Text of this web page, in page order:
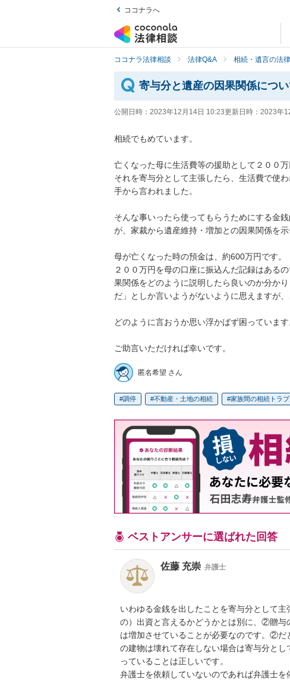
ココナラへ
ココナラ法律相談 法律Q&A 相続・遺言の法
寄与分と遺産の因果関係につ
公開日時： 2023年12月14日 10:23更新日時： 2023年
相続でもめています。
亡くなった母に生活費等の援助として２００
それを寄与分として主張したら、生活費で使
手から言われました。
そんな事いったら使ってもらうためにする金
が、家裁から遺産維持・増加との因果関係を示
母が亡くなった時の預金は、約600万円です。
２００万円を母の口座に振込んだ記録はある
果関係をどのように説明したら良いのか分か
だ」としか言いようがないように思えますが、
どのように言おうか思い浮かばず困っています
ご助言いただければ幸いです。
匿名希望 さん
調停 不動産・土地の相続 家族間の相続トラ
ベストアンサーに選ばれた回答
佐藤 充崇 弁護士
いわゆる金銭を出したことを寄与分として
の）出資と言えるかどうかとは別に、②贈与
は増加させていることが必要なのです。②だ
の建物は壊れて存在しない場合は寄与分と
っていることは正しいです。
弁護士を依頼していないのであれば弁護士